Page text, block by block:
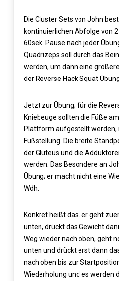
Die Cluster Sets von John
kontinuierlichen Abfolge von
60sek. Pause nach jeder
Quadrizeps soll durch das
werden, um dann eine
der Reverse Hack Squat
Jetzt zur Übung; für die
Kniebeuge sollten die Füße
Plattform aufgestellt werden,
Fußstellung. Die breite
der Gluteus und die
werden. Das Besondere an
Übung; er macht nicht eine
Wdh.
Konkret heißt das, er geht
unten, drückt das Gewicht
Weg wieder nach oben, geht
unten und drückt erst dann
nach oben bis zur
Wiederholung und es werden